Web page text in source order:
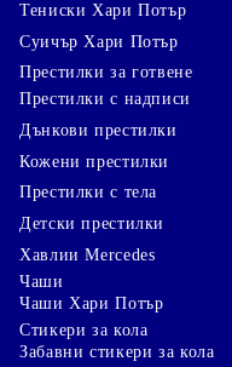
Тениски Хари Потър
Суичър Хари Потър
Престилки за готвене
Престилки с надписи
Дънкови престилки
Кожени престилки
Престилки с тела
Детски престилки
Хавлии Mercedes
Чаши
Чаши Хари Потър
Стикери за кола
Забавни стикери за кола